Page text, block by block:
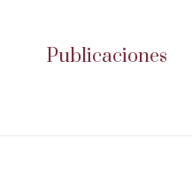
Publicaciones